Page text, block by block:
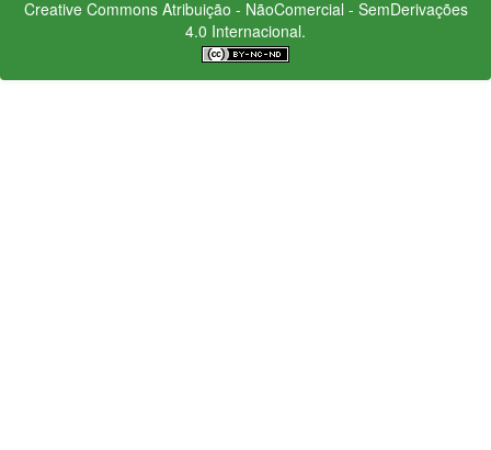
Creative CommonsAtribuição - NãoComercial - SemDerivações
4.0 Internacional.